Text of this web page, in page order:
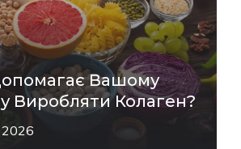
Вашому
Виробляти Колаген?
2026